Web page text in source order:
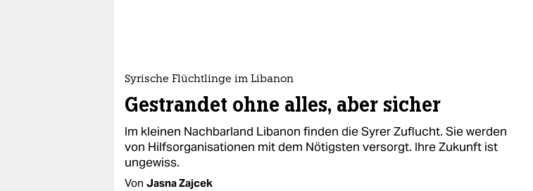
Syrische Flüchtlinge im Libanon
Gestrandet ohne alles, aber sicher
Im kleinen Nachbarland Libanon finden die Syrer Zuflucht. Sie werden
von Hilfsorganisationen mit dem Nötigsten versorgt. Ihre Zukunft ist
ungewiss.
Von Jasna Zajcek